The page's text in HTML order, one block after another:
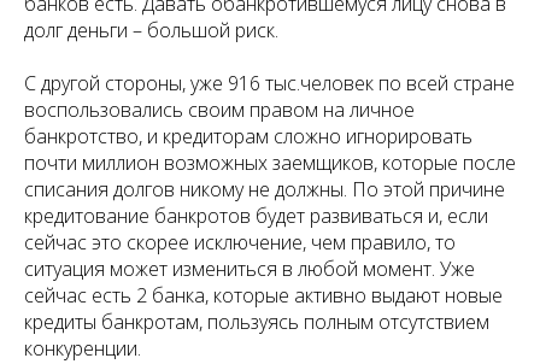
долг деньги – большой риск.
С другой стороны, уже 916 тыс.человек по всей стране
воспользовались своим правом на личное
банкротство, и кредиторам сложно игнорировать
почти миллион возможных заемщиков, которые после
списания долгов никому не должны. По этой причине
кредитование банкротов будет развиваться и, если
сейчас это скорее исключение, чем правило, то
ситуация может измениться в любой момент. Уже
сейчас есть 2 банка, которые активно выдают новые
кредиты банкротам, пользуясь полным отсутствием
конкуренции.